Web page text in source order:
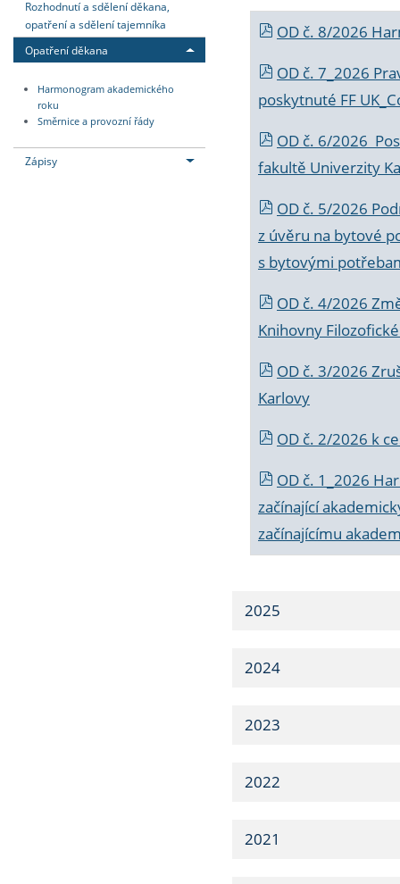
Rozhodnutí a sdělení děkana,
opatření a sdělení tajemníka
Opatření děkana
Harmonogram akademického
roku
Směrnice a provozní řády
Zápisy
OD č. 8/2026
OD č. 7_2026
poskytnuté FF
OD č. 6/2026
fakultě Univerzity
OD č. 5/2026
z úvěru na bytové
s bytovými
OD č. 4/2026
Knihovny
OD č. 3/2026
Karlovy
OD č. 2/2026 k
OD č. 1_2026
začínající
začínajícímu
2025
2024
2023
2022
2021